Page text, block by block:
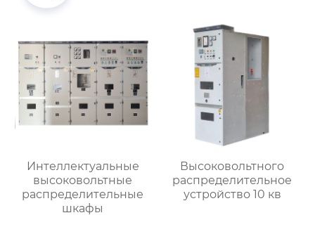
Интеллектуальные
высоковольтные
распределительные
шкафы
Высоковольтного
распределительное
устройство 10 кв